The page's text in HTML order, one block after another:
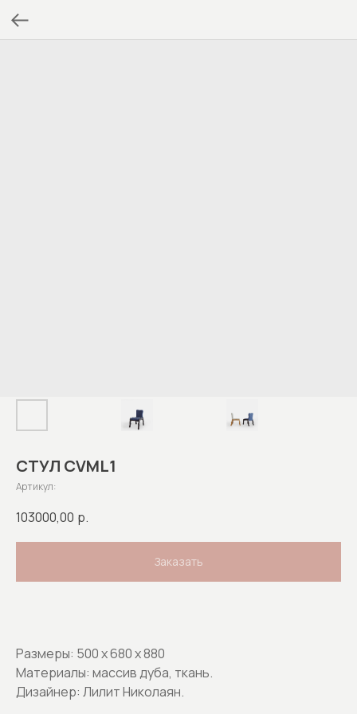
СТУЛ CVML1
Артикул:
103000,00 р.
Заказать
Размеры: 500 х 680 х 880
Материалы: массив дуба, ткань.
Дизайнер: Лилит Николаян.